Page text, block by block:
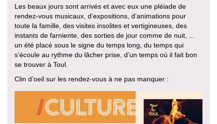
Les beaux jours sont arrivés et avec eux une pléiade de
rendez-vous musicaux, d’expositions, d’animations pour
toute la famille, des visites insolites et vertigineuses, des
instants de farniente, des sorties de jour comme de nuit, ...
un été placé sous le signe du temps long, du temps qui
s’écoule au rythme du lâcher prise, d’un temps où il fait bon
se trouver à Toul.
Clin d’oeil sur les rendez-vous à ne pas manquer :